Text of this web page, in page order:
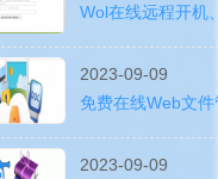
Wol在线远程开机
2023-09-09
免费在线Web文
2023-09-09